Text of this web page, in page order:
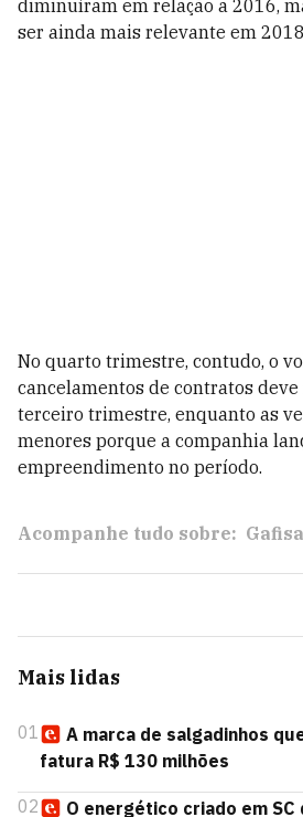
diminuíram em relação a 2016,
ser ainda mais relevante em
No quarto trimestre, contudo, o
cancelamentos de contratos
terceiro trimestre, enquanto as
menores porque a companhia
empreendimento no período.
Acompanhe tudo sobre: Gafisa
Mais lidas
01
A marca de salgadinhos
fatura R$ 130 milhões
02 O energético criado em SC